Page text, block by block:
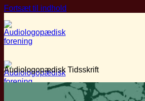
Fortsæt til indhold
Audiologopædisk Tidsskrift